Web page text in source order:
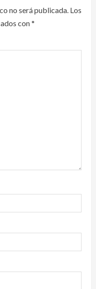
no será publicada. Los
con*